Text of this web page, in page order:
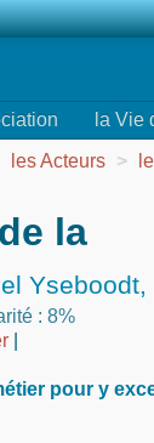
la Vie
les Acteurs >
la
Yseboodt,
: 8%
pour y